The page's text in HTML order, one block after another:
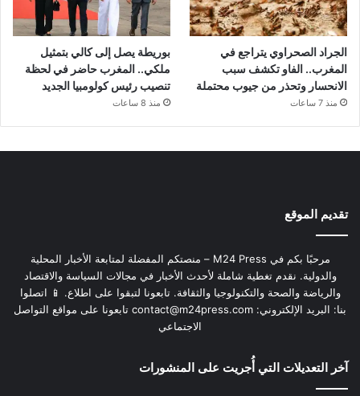
الجراد الصحراوي يتراجع في
المغرب.. الفاو تكشف سبب
الانحسار وتحذر من جيوب محتملة
منذ 7 ساعات
بوريطة يصل إلى كالي بتمثيل
ملكي.. المغرب حاضر في لحظة
تنصيب رئيس كولومبيا الجديد
منذ 8 ساعات
تقديم الموقع
مرحبًا بكم في M24 Press – منصتكم المفضلة لمتابعة الأخبار المحلية
والدولية. نقدم تغطية شاملة لأحدث الأخبار في مجالات السياسة والاقتصاد
والرياضة والصحة والتكنولوجيا والثقافة. تابعونا لتبقوا على اطلاع. 📱 اتصلوا
بنا: البريد الإلكتروني: contact@m24press.com تابعونا على مواقع التواصل
الاجتماعي
آخر التعديلات التي أُجريت على المنشورات